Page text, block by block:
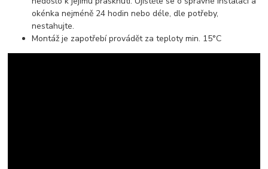
okénka nejméně 24 hodin nebo déle, dle potřeby,
nestahujte.
Montáž je zapotřebí provádět za teploty min. 15°C